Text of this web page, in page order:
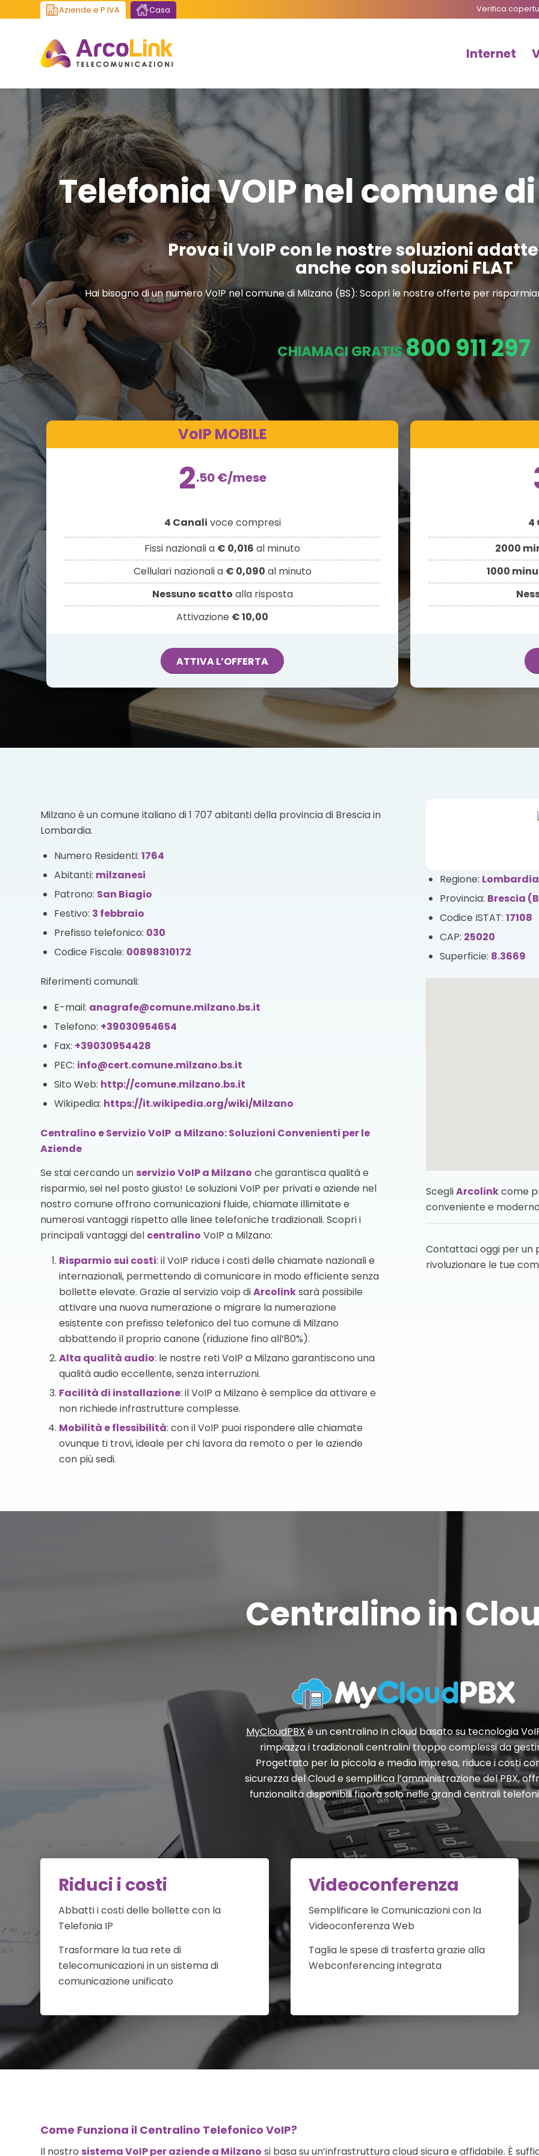
Verifica
Aziende e P.IVA Casa
Internet
Telefonia VOIP nel comune
Prova il VoIP con le nostre soluzioni
anche con soluzioni FLAT
Hai bisogno di un numero VoIP nel comune di Milzano (BS): Scopri le nostre offerte per
CHIAMACI GRATIS800 911 297
VoIP MOBILE
2.50€/mese
4 Canali voce compresi
Fissi nazionali a € 0,016 al minuto
Cellulari nazionali a € 0,090 al minuto
Nessuno scatto alla risposta
Attivazione € 10,00
ATTIVA L’OFFERTA
4
2000
1000
Milzano è un comune italiano di 1 707 abitanti della provincia di Brescia in
Lombardia.
Numero Residenti: 1764
Abitanti: milzanesi
Patrono: San Biagio
Festivo: 3 febbraio
Prefisso telefonico: 030
Codice Fiscale: 00898310172
Riferimenti comunali:
E-mail: anagrafe@comune.milzano.bs.it
Telefono: +39030954654
Fax: +39030954428
PEC: info@cert.comune.milzano.bs.it
Sito Web: http://comune.milzano.bs.it
Wikipedia: https://it.wikipedia.org/wiki/Milzano
Centralino e Servizio VoIP a Milzano: Soluzioni Convenienti per le
Aziende
Se stai cercando un servizio VoIPa Milzano che garantisca qualità e
risparmio, sei nel posto giusto! Le soluzioni VoIP per privati e aziende nel
nostro comune offrono comunicazioni fluide, chiamate illimitate e
numerosi vantaggi rispetto alle linee telefoniche tradizionali. Scopri i
principali vantaggi del centralino VoIP a Milzano:
Risparmio sui costi: il VoIP riduce i costi delle chiamate nazionali e
internazionali, permettendo di comunicare in modo efficiente senza
bollette elevate. Grazie al servizio voip diArcolinksarà possibile
attivare una nuova numerazione o migrare la numerazione
esistente con prefisso telefonico del tuo comune di Milzano
abbattendo il proprio canone (riduzione fino all’80%).
Alta qualità audio: le nostre reti VoIP a Milzano garantiscono una
qualità audio eccellente, senza interruzioni.
Facilità di installazione: il VoIP a Milzano è semplice da attivare e
non richiede infrastrutture complesse.
Mobilità e flessibilità: con il VoIP puoi rispondere alle chiamate
ovunque ti trovi, ideale per chi lavora da remoto o per le aziende
con più sedi.
Regione: Lombardia
Provincia: Brescia
Codice ISTAT:17108
CAP: 25020
Superficie: 8.3669
ScegliArcolinkcome
conveniente e
Contattaci oggi per un
rivoluzionare le tue
Centralino in
MyCloudPBX è un centralino in cloud basato su tecnologia
rimpiazza i tradizionali centralini troppo complessi da
Progettato per la piccola e media impresa, riduce i costi
sicurezza del Cloud e semplifica l’amministrazione del PBX,
funzionalità disponibili finora solo nelle grandi centrali
Riduci i costi
Abbatti i costi delle bollette con la
Telefonia IP
Trasformare la tua rete di
telecomunicazioni in un sistema di
comunicazione unificato
Videoconferenza
Semplificare le Comunicazioni con la
Videoconferenza Web
Taglia le spese di trasferta grazie alla
Webconferencing integrata
Come Funziona il Centralino Telefonico VoIP?
Il nostro sistema VoIP per aziende a Milzano si basa su un’infrastruttura cloud sicura e affidabile. È